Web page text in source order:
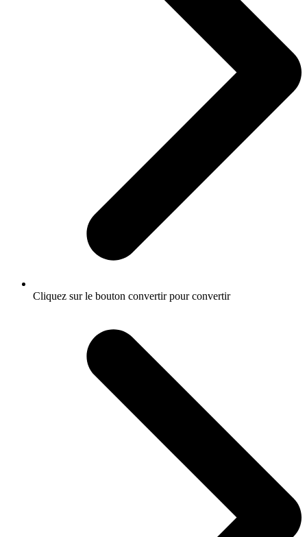
Cliquez sur le bouton convertir pour convertir